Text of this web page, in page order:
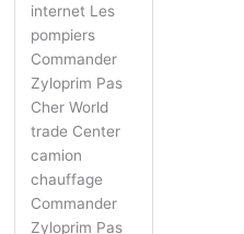
internet Les
pompiers
Commander
Zyloprim Pas
Cher World
trade Center
camion
chauffage
Commander
Zyloprim Pas